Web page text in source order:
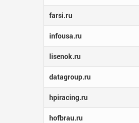
farsi.ru
infousa.ru
lisenok.ru
datagroup.ru
hpiracing.ru
hofbrau.ru